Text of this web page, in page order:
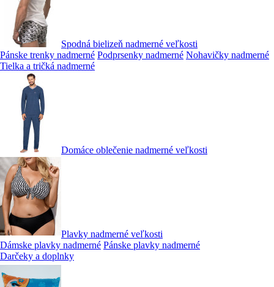
Spodná bielizeň nadmerné veľkosti
Pánske trenky nadmerné Podprsenky nadmerné Nohavičky nadmerné
Tielka a tričká nadmerné
Domáce oblečenie nadmerné veľkosti
Plavky nadmerné veľkosti
Dámske plavky nadmerné Pánske plavky nadmerné
Darčeky a doplnky